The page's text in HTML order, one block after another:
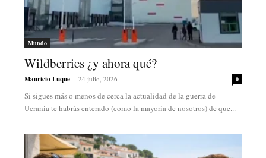
Mundo
Wildberries ¿y ahora qué?
Mauricio Luque - 24 julio, 2026 0
Si sigues más o menos de cerca la actualidad de la guerra de
Ucrania te habrás enterado (como la mayoría de nosotros) de que...